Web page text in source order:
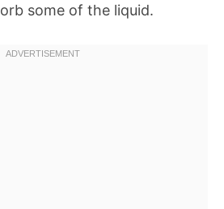
some of the liquid.